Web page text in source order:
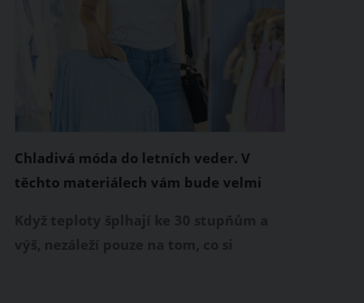
Chladivá móda do letních veder. V
těchto materiálech vám bude velmi